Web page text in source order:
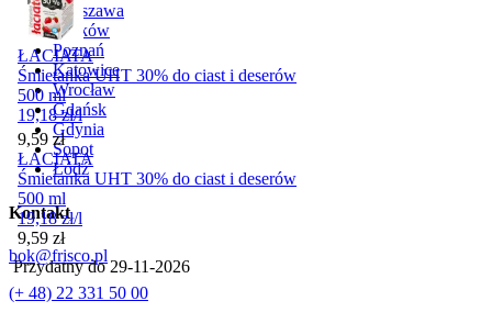
ŁACIATA
Śmietanka UHT 30% do ciast i deserów
500 ml
19,18 zł/l
Cena
9,59 zł
ŁACIATA
Śmietanka UHT 30% do ciast i deserów
500 ml
19,18 zł/l
Cena
9,59 zł
Przydatny do29-11-2026
Warszawa
Kraków
Poznań
Katowice
Wrocław
Gdańsk
Gdynia
Sopot
Łódź
Kontakt
bok@frisco.pl
(+ 48) 22 331 50 00